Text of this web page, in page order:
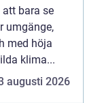
bara se
umgänge,
med höja
klima...
augusti 2026